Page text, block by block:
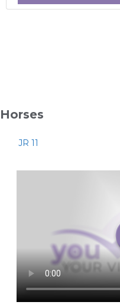
Horses
JR 11